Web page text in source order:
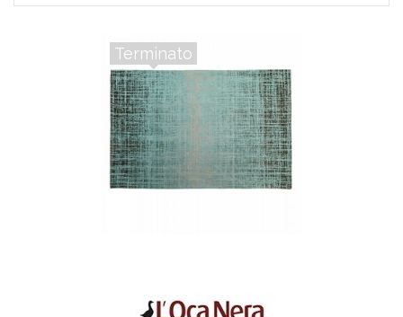
Terminato